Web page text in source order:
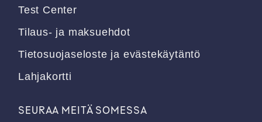
Test Center
Tilaus- ja maksuehdot
Tietosuojaseloste ja evästekäytäntö
Lahjakortti
SEURAA MEITÄ SOMESSA